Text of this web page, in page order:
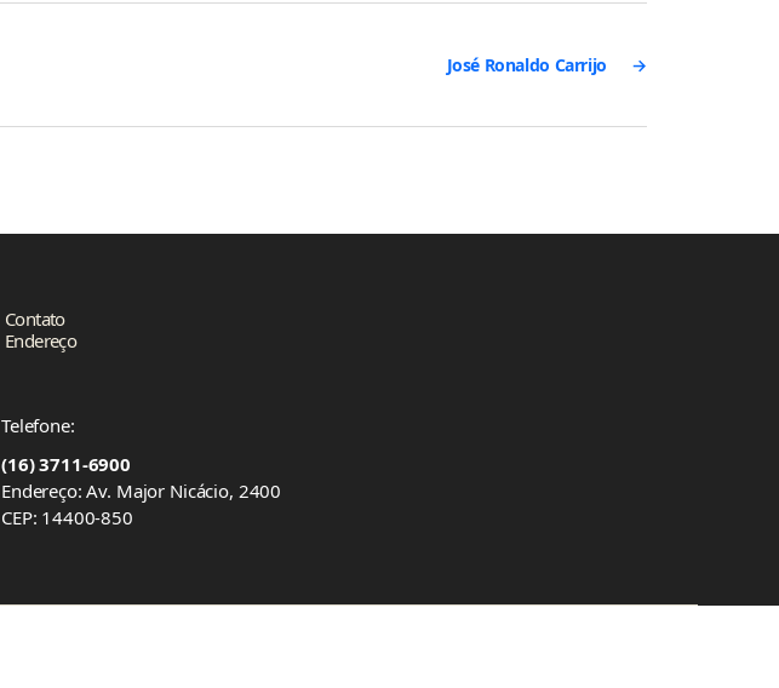
→
José Ronaldo Carrijo
Contato
Endereço
Telefone:
(16) 3711-6900
Endereço: Av. Major Nicácio, 2400
CEP: 14400-850